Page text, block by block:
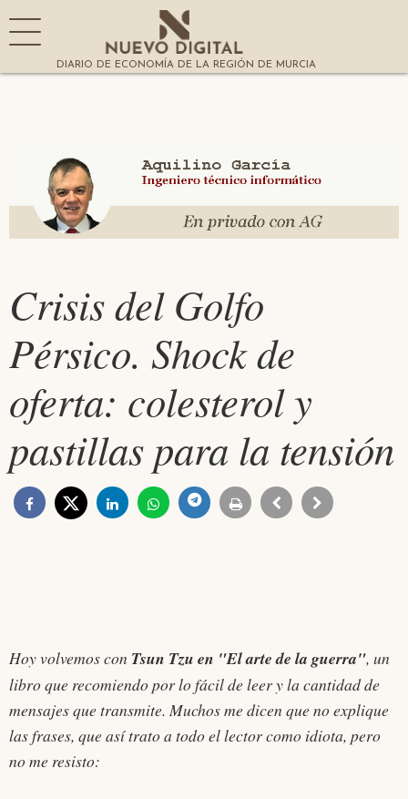
DIARIO DE ECONOMÍA DE LA REGIÓN DE MURCIA
Crisis del Golfo
Pérsico. Shock de
oferta: colesterol y
pastillas para la tensión
Hoy volvemos con Tsun Tzu en "El arte de la guerra", un
libro que recomiendo por lo fácil de leer y la cantidad de
mensajes que transmite. Muchos me dicen que no explique
las frases, que así trato a todo el lector como idiota, pero
no me resisto: